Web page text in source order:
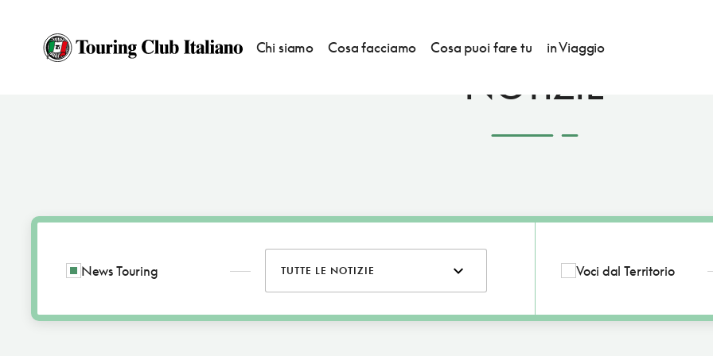
Chi siamo Cosa facciamo Cosa puoi fare tu in Viaggio
NOTIZIE
News Touring Voci dal Territorio